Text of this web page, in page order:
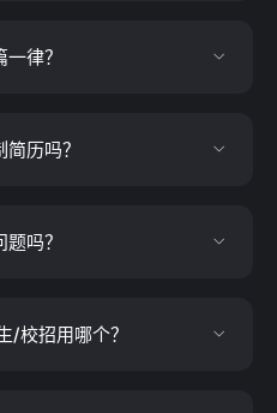
律？
历吗？
吗？
校招用哪个？